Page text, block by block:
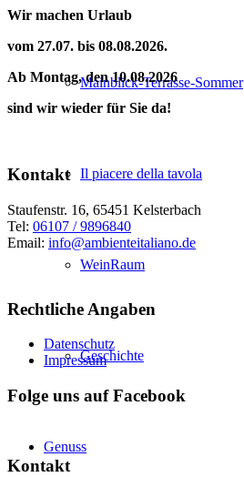
Mainblick-Terrasse-Sommer
Il piacere della tavola
WeinRaum
Geschichte
Genuss
Wir machen Urlaub
vom 27.07. bis 08.08.2026.
Ab Montag, den 10.08.2026
sind wir wieder für Sie da!
Kontakt
Staufenstr. 16, 65451 Kelsterbach
Tel: 06107 / 9896840
Email: info@ambienteitaliano.de
Rechtliche Angaben
Datenschutz
Impressum
Folge uns auf Facebook
Kontakt